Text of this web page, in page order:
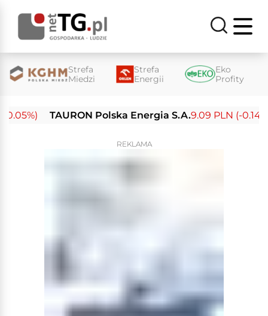
Strefa
Miedzi
Strefa
Energii
Eko
Profity
TAURON Polska Energia S.A.9.09 PLN (-0.14%)
REKLAMA